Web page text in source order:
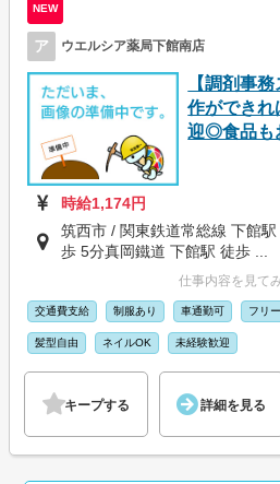
NEW
ア ウエルシア薬局下館南店
【調剤事
作ができれ
迎◎食品も
時給1,174円
筑西市 / 関東鉄道常総線 下館
歩 5分真岡鐵道 下館駅 徒歩 ...
仕事内容を見て
交通費支給 制服あり 車通勤可 フリ
髪型自由 ネイルOK 未経験歓迎
キープする 詳細を見る